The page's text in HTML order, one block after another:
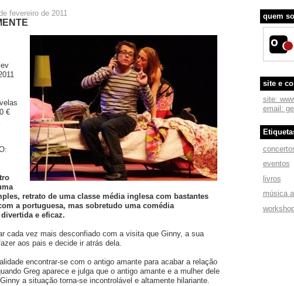
fevereiro de 2011
€
retrato de uma classe média inglesa com bastantes
a portuguesa, mas sobretudo uma comédia
e eficaz.
cada vez mais desconfiado com a visita que Ginny, a sua
aos pais e decide ir atrás dela.
encontrar-se com o antigo amante para acabar a relação
Greg aparece e julga que o antigo amante e a mulher dele
a situação torna-se incontrolável e altamente hilariante.
quem
site e
site:
email:
eventos
livros
música